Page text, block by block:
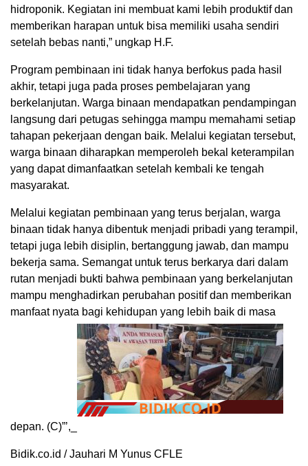
hidroponik. Kegiatan ini membuat kami lebih produktif dan
memberikan harapan untuk bisa memiliki usaha sendiri
setelah bebas nanti,” ungkap H.F.
Program pembinaan ini tidak hanya berfokus pada hasil
akhir, tetapi juga pada proses pembelajaran yang
berkelanjutan. Warga binaan mendapatkan pendampingan
langsung dari petugas sehingga mampu memahami setiap
tahapan pekerjaan dengan baik. Melalui kegiatan tersebut,
warga binaan diharapkan memperoleh bekal keterampilan
yang dapat dimanfaatkan setelah kembali ke tengah
masyarakat.
Melalui kegiatan pembinaan yang terus berjalan, warga
binaan tidak hanya dibentuk menjadi pribadi yang terampil,
tetapi juga lebih disiplin, bertanggung jawab, dan mampu
bekerja sama. Semangat untuk terus berkarya dari dalam
rutan menjadi bukti bahwa pembinaan yang berkelanjutan
mampu menghadirkan perubahan positif dan memberikan
manfaat nyata bagi kehidupan yang lebih baik di masa
depan. (C)”’,_
Bidik.co.id / Jauhari M Yunus CFLE